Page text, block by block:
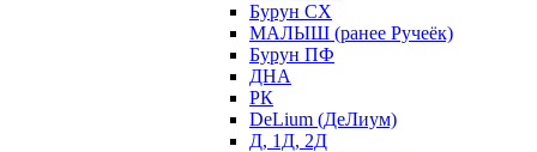
Бурун СХ
МАЛЫШ (ранее Ручеёк)
Бурун ПФ
ДНА
РК
DeLium (ДеЛиум)
Д, 1Д, 2Д